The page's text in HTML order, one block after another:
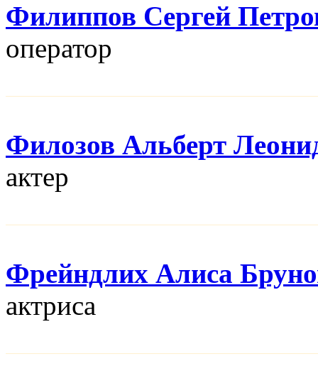
Филиппов Сергей
оператор
Филозов Альберт
актер
Фрейндлих Алиса
актриса